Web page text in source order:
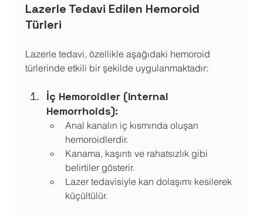
Lazerle Tedavi Edilen Hemoroid
Türleri
Lazerle tedavi, özellikle aşağıdaki hemoroid
türlerinde etkili bir şekilde uygulanmaktadır:
İç Hemoroidler (Internal
Hemorrhoids):
Anal kanalın iç kısmında oluşan
hemoroidlerdir.
Kanama, kaşıntı ve rahatsızlık gibi
belirtiler gösterir.
Lazer tedavisiyle kan dolaşımı kesilerek
küçültülür.